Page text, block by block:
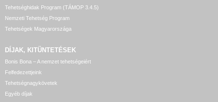
Tehetséghidak Program (TÁMOP 3.4.5)
Nemzeti Tehetség Program
Tehetségek Magyarországa
DÍJAK, KITÜNTETÉSEK
Bonis Bona – A nemzet tehetségeiért
Felfedezettjeink
Tehetségnagykövetek
Egyéb díjak